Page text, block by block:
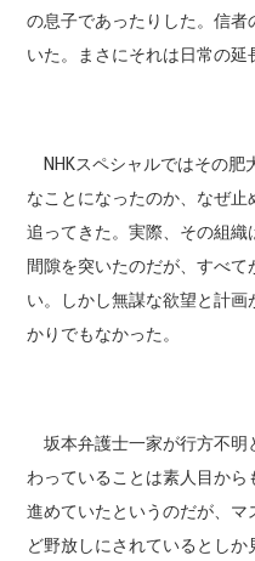
の息子であったりした。信
いた。まさにそれは日常の延
NHKスペシャルではその肥
なことになったのか、なぜ
追ってきた。実際、その組
間隙を突いたのだが、すべ
い。しかし無謀な欲望と計
かりでもなかった。
坂本弁護士一家が行方不明
わっていることは素人目か
進めていたというのだが、
ど野放しにされているとし